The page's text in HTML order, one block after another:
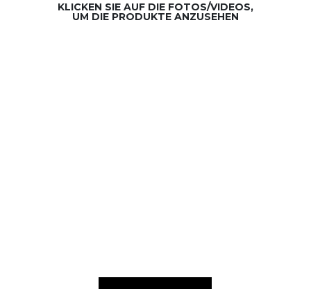
KLICKEN SIE AUF DIE FOTOS/VIDEOS,
UM DIE PRODUKTE ANZUSEHEN